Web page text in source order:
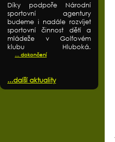
Díky podpoře Národní
sportovní agentury
budeme i nadále rozvíjet
sportovní činnost dětí a
mládeže v Golfovém
klubu Hluboká.
... dokončení
...další aktuality